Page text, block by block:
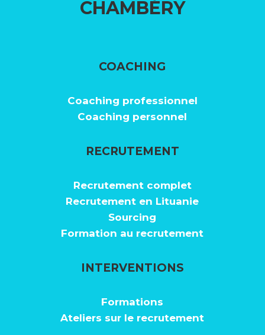
CHAMBÉRY
COACHING
Coaching professionnel
Coaching personnel
RECRUTEMENT
Recrutement complet
Recrutement en Lituanie
Sourcing
Formation au recrutement
INTERVENTIONS
Formations
Ateliers sur le recrutement